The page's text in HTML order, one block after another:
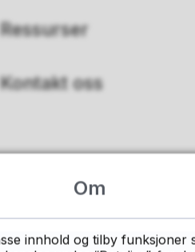
Ressurser
Kontakt oss
organiserer
Om
innhold og tilby funksjoner